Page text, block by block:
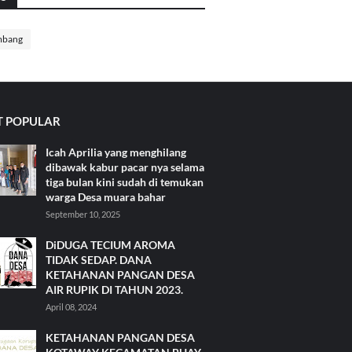
POPULAR
Icah Aprilia yang menghilang
dibawak kabur pacar nya selama
tiga bulan kini sudah di temukan
warga Desa muara bahar
September 10, 2025
DiDUGA TECIUM AROMA
TIDAK SEDAP. DANA
KETAHANAN PANGAN DESA
AIR RUPIK DI TAHUN 2023.
April 08, 2024
KETAHANAN PANGAN DESA